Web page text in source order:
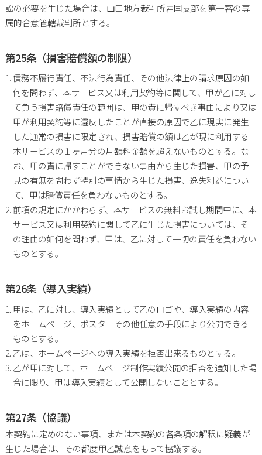
訟の必要を生じた場合は、山口地方裁判所岩国支部を第一審の専
属的合意管轄裁判所とする。
第25条（損害賠償額の制限）
債務不履行責任、不法行為責任、その他法律上の請求原因の如
何を問わず、本サービス又は利用契約等に関して、甲が乙に対し
て負う損害賠償責任の範囲は、甲の責に帰すべき事由により又は
甲が利用契約等に違反したことが直接の原因で乙に現実に発生
した通常の損害に限定され、損害賠償の額は乙が現に利用する
本サービスの１ヶ月分の月額料金額を超えないものとする。な
お、甲の責に帰すことができない事由から生じた損害、甲の予
見の有無を問わず特別の事情から生じた損害、逸失利益につい
て、甲は賠償責任を負わないものとする。
前項の規定にかかわらず、本サービスの無料お試し期間中に、本
サービス又は利用契約に関して乙に生じた損害については、そ
の理由の如何を問わず、甲は、乙に対して一切の責任を負わない
ものとする。
第26条（導入実績）
甲は、乙に対し、導入実績として乙のロゴや、導入実績の内容
をホームページ、ポスターその他任意の手段により公開できる
ものとする。
乙は、ホームページへの導入実績を拒否出来るものとする。
乙が甲に対して、ホームページ制作実績公開の拒否を通知した場
合に限り、甲は導入実績として公開しないこととする。
第27条（協議）
本契約に定めのない事項、または本契約の各条項の解釈に疑義が
生じた場合は、その都度甲乙誠意をもって協議する。